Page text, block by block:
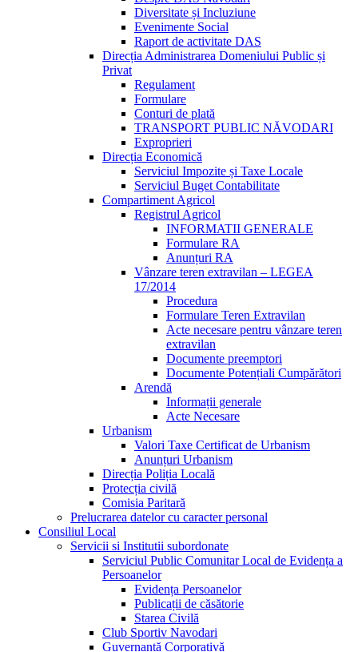
Diversitate și Incluziune
Evenimente Social
Raport de activitate DAS
Direcția Administrarea Domeniului Public și
Privat
Regulament
Formulare
Conturi de plată
TRANSPORT PUBLIC NĂVODARI
Exproprieri
Direcția Economică
Serviciul Impozite și Taxe Locale
Serviciul Buget Contabilitate
Compartiment Agricol
Registrul Agricol
INFORMATII GENERALE
Formulare RA
Anunțuri RA
Vânzare teren extravilan – LEGEA
17/2014
Procedura
Formulare Teren Extravilan
Acte necesare pentru vânzare teren
extravilan
Documente preemptori
Documente Potențiali Cumpărători
Arendă
Informații generale
Acte Necesare
Urbanism
Valori Taxe Certificat de Urbanism
Anunțuri Urbanism
Direcția Poliția Locală
Protecția civilă
Comisia Paritară
Prelucrarea datelor cu caracter personal
Consiliul Local
Servicii si Institutii subordonate
Serviciul Public Comunitar Local de Evidența a
Persoanelor
Evidența Persoanelor
Publicații de căsătorie
Starea Civilă
Club Sportiv Navodari
Guvernanță Corporativă